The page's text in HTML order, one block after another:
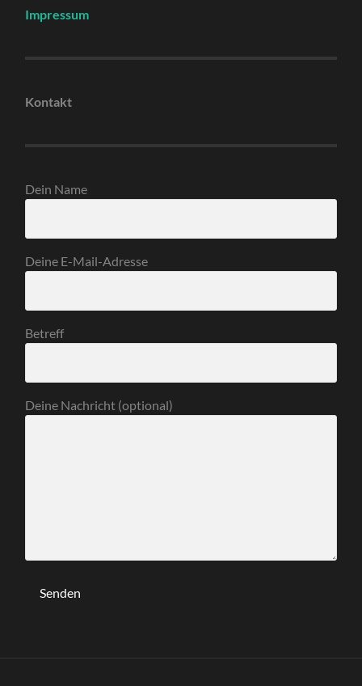
Impressum
Kontakt
Dein Name
Deine E-Mail-Adresse
Betreff
Deine Nachricht (optional)